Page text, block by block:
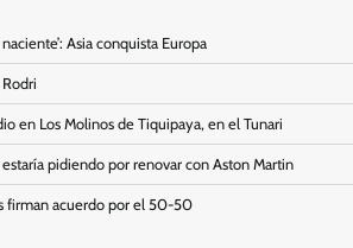
Asia conquista Europa
en Los Molinos de Tiquipaya, en el Tunari
pidiendo por renovar con Aston Martin
firman acuerdo por el 50-50